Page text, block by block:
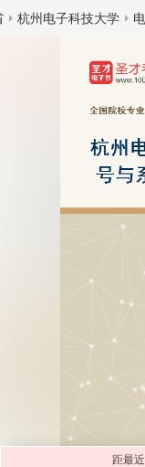
杭州电子科技大学
距最